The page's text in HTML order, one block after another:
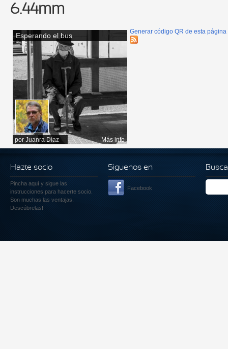
6.44mm
Esperando el bus
por Juanra Díaz Más info
Generar código QR de esta página
Hazte socio
Pincha aquí y sigue las
instrucciones para hacerte socio.
Son muchas las ventajas.
Descúbrelas!
Siguenos en
Facebook